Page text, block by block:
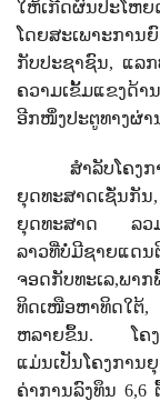
ໃຫ້ເກີດຜົນປະໂຫ
ໂດຍສະເພາະການ
ກັບປະຊາຊົນ, ແລ
ຄວາມເຂັ້ມແຂງດ້າ
ອີກໜຶ່ງປະຕູທາງຜ່າ
ສໍາລັບໂຄງ
ຍຸດທະສາດເຊັ່ນກັນ
ຍຸດທະສາດ ລວມ
ລາວທີ່ບໍ່ມີຊາຍແດນ
ຈອດກັບທະເລ,ພາ
ທິດເໜືອຫາທິດໃຕ້,
ຫລາຍຂຶ້ນ. ໂຄງກ
ແມ່ນເປັນໂຄງການ
ຄ່າການລົງທຶນ 6,6